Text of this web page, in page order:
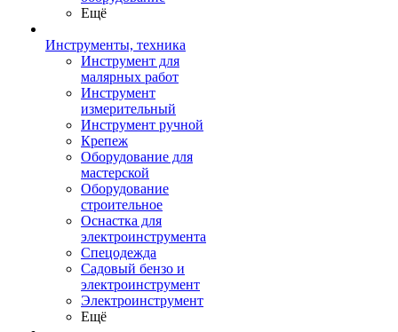
Ещё
Инструменты, техника
Инструмент для
малярных работ
Инструмент
измерительный
Инструмент ручной
Крепеж
Оборудование для
мастерской
Оборудование
строительное
Оснастка для
электроинструмента
Спецодежда
Садовый бензо и
электроинструмент
Электроинструмент
Ещё